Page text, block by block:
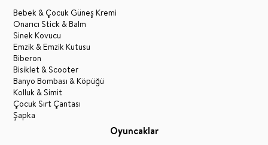
Bebek & Çocuk Güneş Kremi
Onarıcı Stick & Balm
Sinek Kovucu
Emzik & Emzik Kutusu
Biberon
Bisiklet & Scooter
Banyo Bombası & Köpüğü
Kolluk & Simit
Çocuk Sırt Çantası
Şapka
Oyuncaklar